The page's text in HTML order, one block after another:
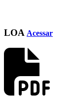
LOA Acessar